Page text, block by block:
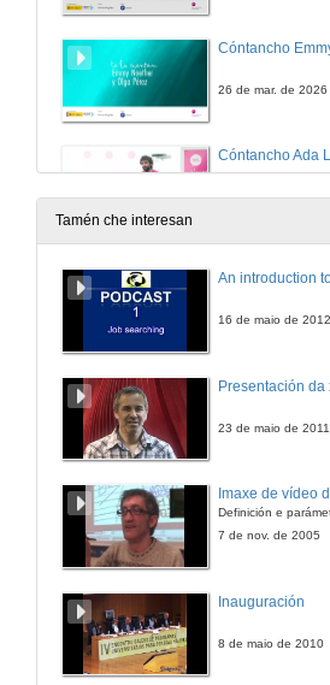
Cóntancho
26 de mar. de 2026
15 de dec. de 2025
23 de xuño de
Tamén che interesan
16 de maio de 2012
Presentación da
23 de maio de 2011
Imaxe de vídeo
7 de nov. de 2005
Inauguración
8 de maio de 2010